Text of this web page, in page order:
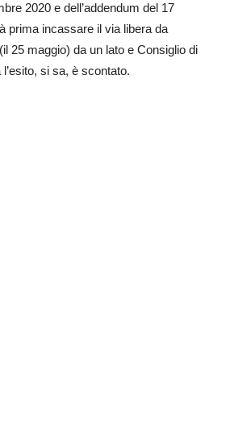
2020 e dell’addendum del 17
prima incassare il via libera da
25 maggio) da un lato e Consiglio di
si sa, è scontato.